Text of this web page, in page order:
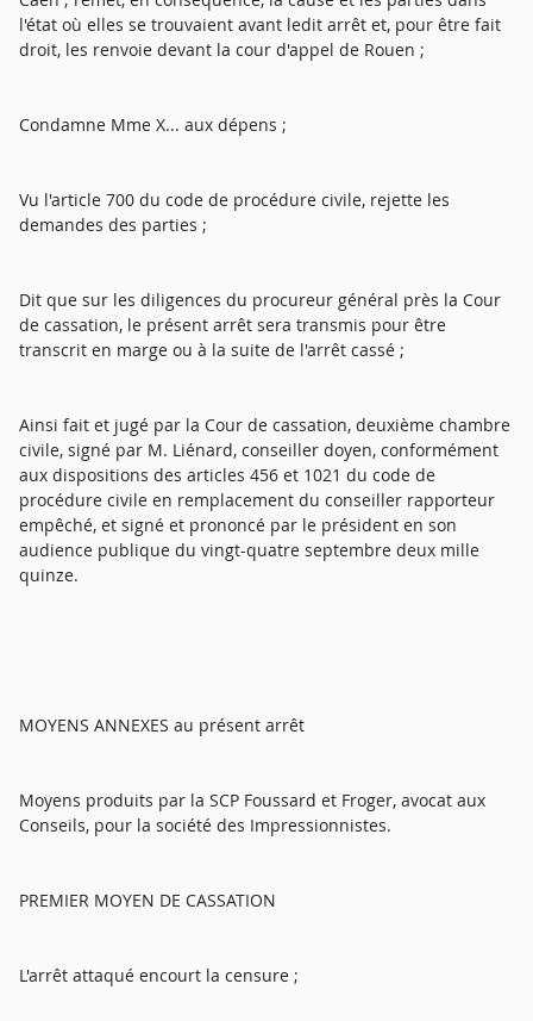
l'état où elles se trouvaient avant ledit arrêt et, pour être fait
droit, les renvoie devant la cour d'appel de Rouen ;
Condamne Mme X... aux dépens ;
Vu l'article 700 du code de procédure civile, rejette les
demandes des parties ;
Dit que sur les diligences du procureur général près la Cour
de cassation, le présent arrêt sera transmis pour être
transcrit en marge ou à la suite de l'arrêt cassé ;
Ainsi fait et jugé par la Cour de cassation, deuxième chambre
civile, signé par M. Liénard, conseiller doyen, conformément
aux dispositions des articles 456 et 1021 du code de
procédure civile en remplacement du conseiller rapporteur
empêché, et signé et prononcé par le président en son
audience publique du vingt-quatre septembre deux mille
quinze.
MOYENS ANNEXES au présent arrêt
Moyens produits par la SCP Foussard et Froger, avocat aux
Conseils, pour la société des Impressionnistes.
PREMIER MOYEN DE CASSATION
L'arrêt attaqué encourt la censure ;